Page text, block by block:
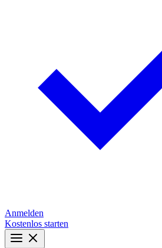
Anmelden
Kostenlos starten